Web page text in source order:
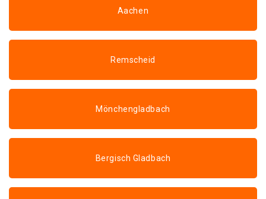
Aachen
Remscheid
Mönchengladbach
Bergisch Gladbach